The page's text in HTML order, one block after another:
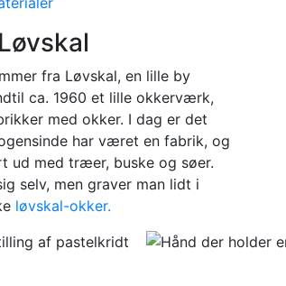
fra Løvskal, en lille by
ca. 1960 et lille okkerværk,
med okker. I dag er det
har været en fabrik, og
ud med træer, buske og søer.
selv, men graver man lidt i
løvskal-okker.